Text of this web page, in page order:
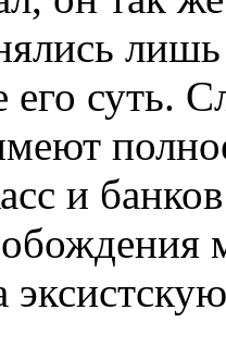
лишь
его суть.
и